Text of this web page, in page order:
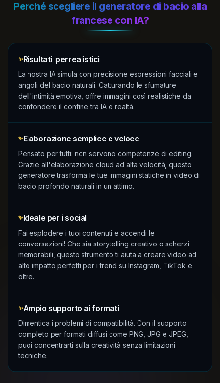
Perché scegliere il generatore di bacio alla
francese con IA?
✨Risultati iperrealistici
La nostra IA simula con precisione espressioni facciali e
angoli del bacio naturali. Catturando le sfumature
dell'intimità emotiva, offre immagini così realistiche da
confondere il confine tra IA e realtà.
✨Elaborazione semplice e veloce
Pensato per tutti: non servono competenze di editing.
Grazie all'elaborazione cloud ad alta velocità, questo
generatore trasforma le tue immagini statiche in video di
bacio profondo naturali in un attimo.
✨Ideale per i social
Fai esplodere i tuoi contenuti e accendi le
conversazioni! Che sia storytelling creativo o scherzi
memorabili, questo strumento ti aiuta a creare video ad
alto impatto perfetti per i trend su Instagram, TikTok e
oltre.
✨Ampio supporto ai formati
Dimentica i problemi di compatibilità. Con il supporto
completo per formati diffusi come PNG, JPG e JPEG,
puoi concentrarti sulla creatività senza limitazioni
tecniche.